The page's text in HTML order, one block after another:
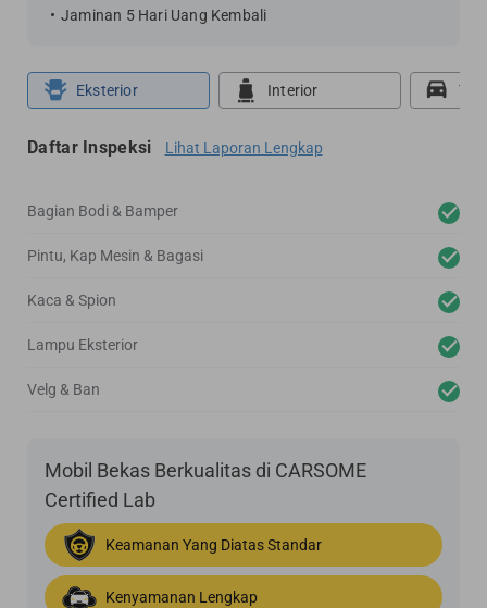
Jaminan 5 Hari Uang Kembali
Eksterior Interior
Daftar Inspeksi Lihat Laporan Lengkap
Bagian Bodi & Bamper
Pintu, Kap Mesin & Bagasi
Kaca & Spion
Lampu Eksterior
Velg & Ban
Mobil Bekas Berkualitas di CARSOME
Certified Lab
Keamanan Yang Diatas Standar
Kenyamanan Lengkap